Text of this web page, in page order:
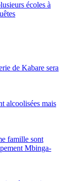
écoles à
de Kabare sera
alcoolisées mais
famille sont
Mbinga-